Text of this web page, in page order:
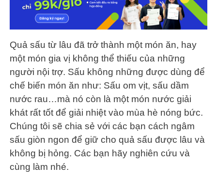
Quả sấu từ lâu đã trở thành một món ăn, hay
một món gia vị không thể thiếu của những
người nội trợ. Sấu không những được dùng để
chế biến món ăn như: Sấu om vịt, sấu dầm
nước rau…mà nó còn là một món nước giải
khát rất tốt để giải nhiệt vào mùa hè nóng bức.
Chúng tôi sẽ chia sẻ với các bạn cách ngâm
sấu giòn ngon để giữ cho quả sấu được lâu và
không bị hỏng. Các bạn hãy nghiên cứu và
cùng làm nhé.